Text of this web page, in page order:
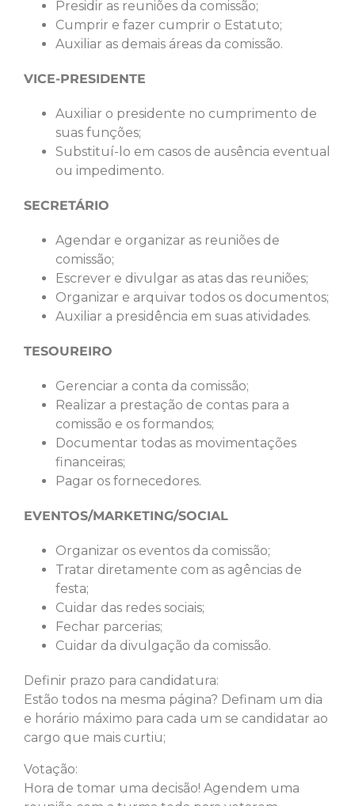
Presidir as reuniões da comissão;
Cumprir e fazer cumprir o Estatuto;
Auxiliar as demais áreas da comissão.
VICE-PRESIDENTE
Auxiliar o presidente no cumprimento de
suas funções;
Substituí-lo em casos de ausência eventual
ou impedimento.
SECRETÁRIO
Agendar e organizar as reuniões de
comissão;
Escrever e divulgar as atas das reuniões;
Organizar e arquivar todos os documentos;
Auxiliar a presidência em suas atividades.
TESOUREIRO
Gerenciar a conta da comissão;
Realizar a prestação de contas para a
comissão e os formandos;
Documentar todas as movimentações
financeiras;
Pagar os fornecedores.
EVENTOS/MARKETING/SOCIAL
Organizar os eventos da comissão;
Tratar diretamente com as agências de
festa;
Cuidar das redes sociais;
Fechar parcerias;
Cuidar da divulgação da comissão.
Definir prazo para candidatura:
Estão todos na mesma página? Definam um dia
e horário máximo para cada um se candidatar ao
cargo que mais curtiu;
Votação:
Hora de tomar uma decisão! Agendem uma